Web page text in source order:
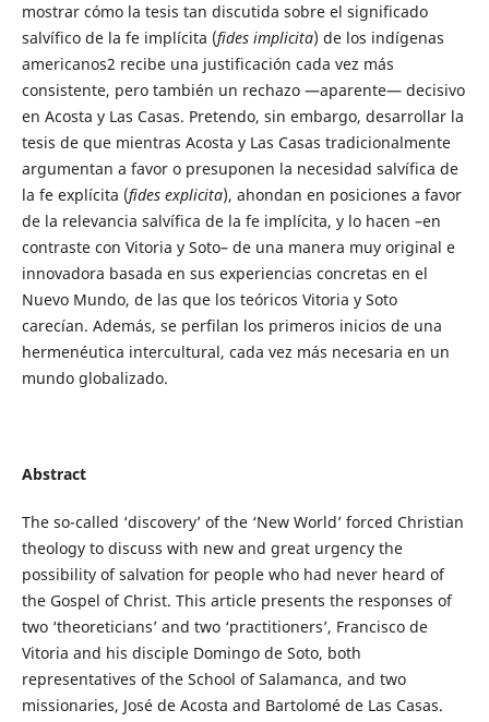
mostrar cómo la tesis tan discutida sobre el significado
salvífico de la fe implícita (fides implicita) de los indígenas
americanos2 recibe una justificación cada vez más
consistente, pero también un rechazo —aparente— decisivo
en Acosta y Las Casas. Pretendo, sin embargo, desarrollar la
tesis de que mientras Acosta y Las Casas tradicionalmente
argumentan a favor o presuponen la necesidad salvífica de
la fe explícita (fides explicita), ahondan en posiciones a favor
de la relevancia salvífica de la fe implícita, y lo hacen –en
contraste con Vitoria y Soto– de una manera muy original e
innovadora basada en sus experiencias concretas en el
Nuevo Mundo, de las que los teóricos Vitoria y Soto
carecían. Además, se perfilan los primeros inicios de una
hermenéutica intercultural, cada vez más necesaria en un
mundo globalizado.
Abstract
The so-called ‘discovery’ of the ‘New World’ forced Christian
theology to discuss with new and great urgency the
possibility of salvation for people who had never heard of
the Gospel of Christ. This article presents the responses of
two ‘theoreticians’ and two ‘practitioners’, Francisco de
Vitoria and his disciple Domingo de Soto, both
representatives of the School of Salamanca, and two
missionaries, José de Acosta and Bartolomé de Las Casas.